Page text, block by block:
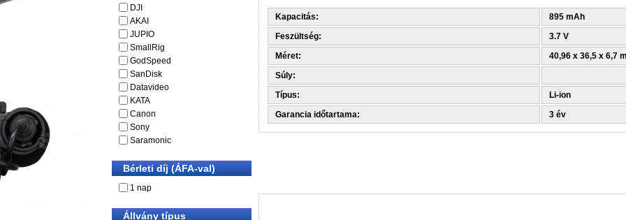
DJI
AKAI
JUPIO
SmallRig
GodSpeed
SanDisk
Datavideo
KATA
Canon
Sony
Saramonic
Bérleti díj (ÁFA-val)
1 nap
Állvány típus
Kapacitás:
895 mAh
Feszültség:
3.7 V
Méret:
40,96 x 36,5 x 6,7
Súly:
Típus:
Li-ion
Garancia időtartama:
3 év